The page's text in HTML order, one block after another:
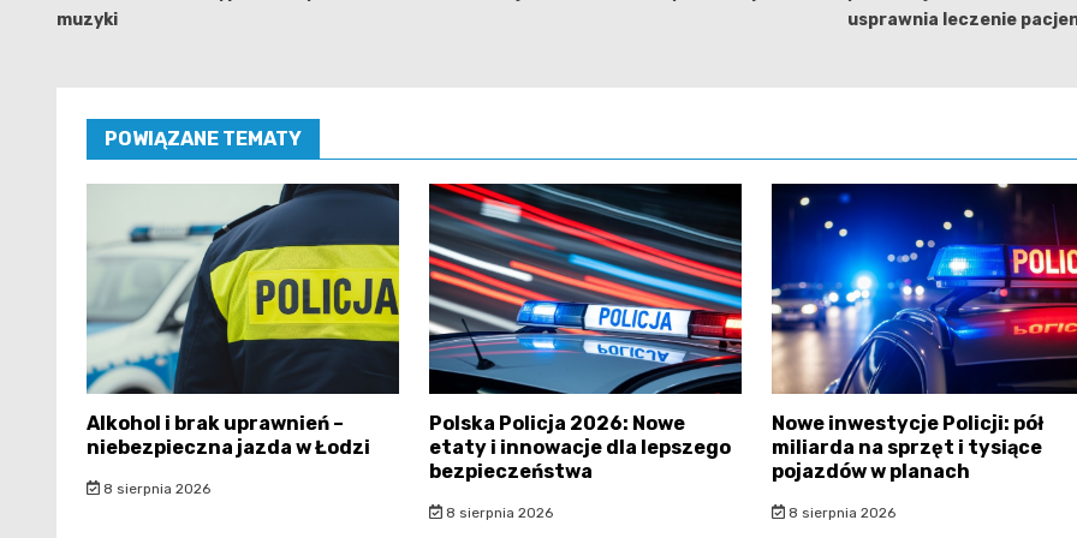
muzyki
usprawnia leczenie
POWIĄZANE TEMATY
Alkohol i brak uprawnień –
niebezpieczna jazda w Łodzi
8 sierpnia 2026
Polska Policja 2026: Nowe
etaty i innowacje dla lepszego
bezpieczeństwa
8 sierpnia 2026
Nowe inwestycje Policji: pół
miliarda na sprzęt i tysiące
pojazdów w planach
8 sierpnia 2026